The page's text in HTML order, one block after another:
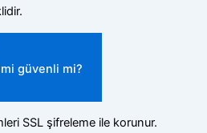
güvenli mi?
SSL şifreleme ile korunur.